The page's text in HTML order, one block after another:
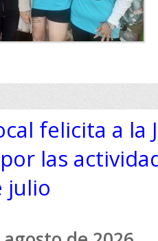
felicita a la
las
julio